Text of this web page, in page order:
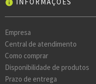
info
Empresa
Central de atendimento
Como comprar
Disponibilidade de produtos
Prazo de entrega